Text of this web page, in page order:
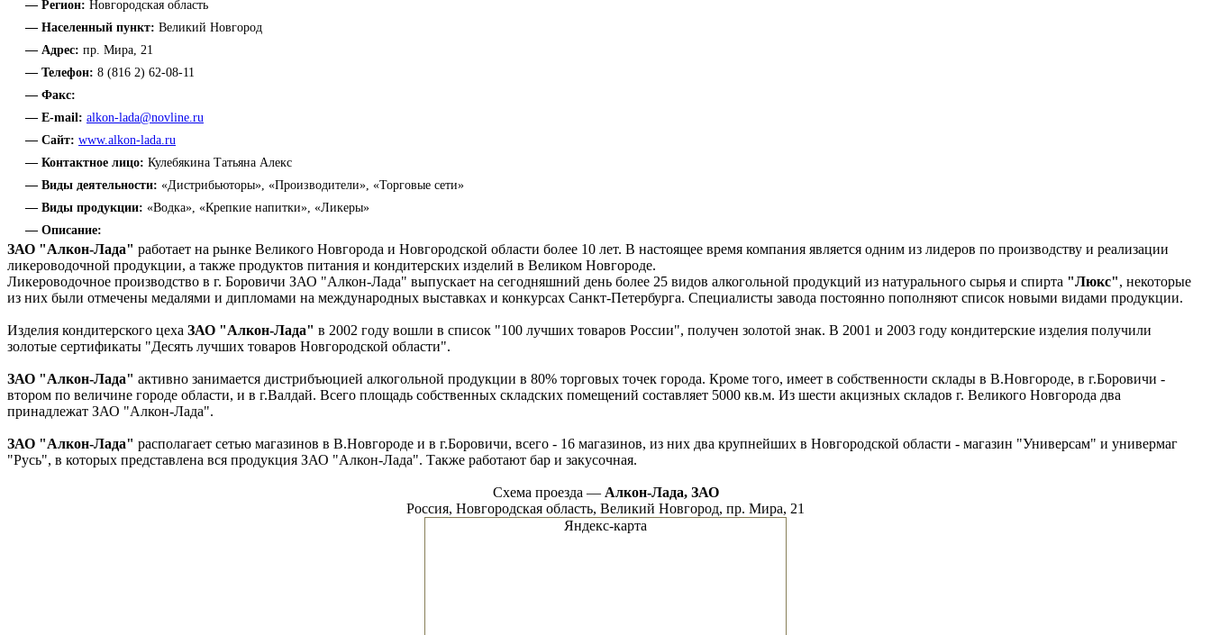
— Регион: Новгородская область
— Населенный пункт: Великий Новгород
— Адрес: пр. Мира, 21
— Телефон: 8 (816 2) 62-08-11
— Факс:
— E-mail: alkon-lada@novline.ru
— Сайт: www.alkon-lada.ru
— Контактное лицо: Кулебякина Татьяна Алекс
— Виды деятельности: «Дистрибьюторы», «Производители», «Торговые сети»
— Виды продукции: «Водка», «Крепкие напитки», «Ликеры»
— Описание:
ЗАО "Алкон-Лада" работает на рынке Великого Новгорода и Новгородской области более 10 лет. В настоящее время компания является одним из лидеров по производству и реализации
ликероводочной продукции, а также продуктов питания и кондитерских изделий в Великом Новгороде.
Ликероводочное производство в г. Боровичи ЗАО "Алкон-Лада" выпускает на сегодняшний день более 25 видов алкогольной продукций из натурального сырья и спирта "Люкс", некоторые
из них были отмечены медалями и дипломами на международных выставках и конкурсах Санкт-Петербурга. Специалисты завода постоянно пополняют список новыми видами продукции.
Изделия кондитерского цеха ЗАО "Алкон-Лада" в 2002 году вошли в список "100 лучших товаров России", получен золотой знак. В 2001 и 2003 году кондитерские изделия получили
золотые сертификаты "Десять лучших товаров Новгородской области".
ЗАО "Алкон-Лада" активно занимается дистрибъюцией алкогольной продукции в 80% торговых точек города. Кроме того, имеет в собственности склады в В.Новгороде, в г.Боровичи -
втором по величине городе области, и в г.Валдай. Всего площадь собственных складских помещений составляет 5000 кв.м. Из шести акцизных складов г. Великого Новгорода два
принадлежат ЗАО "Алкон-Лада".
ЗАО "Алкон-Лада" располагает сетью магазинов в В.Новгороде и в г.Боровичи, всего - 16 магазинов, из них два крупнейших в Новгородской области - магазин "Универсам" и универмаг
"Русь", в которых представлена вся продукция ЗАО "Алкон-Лада". Также работают бар и закусочная.
Схема проезда — Алкон-Лада, ЗАО
Россия, Новгородская область, Великий Новгород, пр. Мира, 21
Яндекс-карта